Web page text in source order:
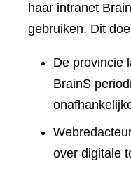
haar intranet
gebruiken. Dit
De provincie
BrainS
over digitale